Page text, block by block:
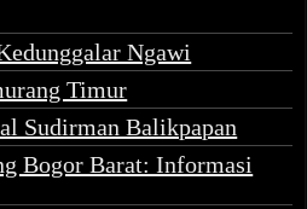
Ngawi
Timur
Sudirman Balikpapan
Bogor Barat: Informasi